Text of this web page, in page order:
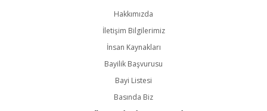
Hakkımızda
İletişim Bilgilerimiz
İnsan Kaynakları
Bayilik Başvurusu
Bayi Listesi
Basında Biz